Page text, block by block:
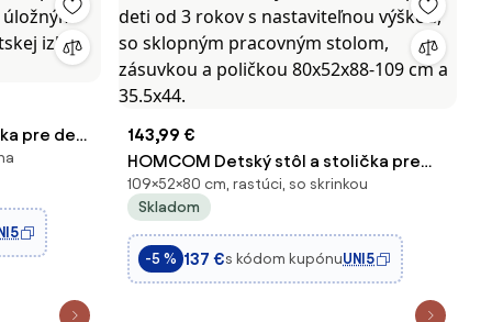
pre deti
izby |
143,99 €
HOMCOM Detský stôl a stolička pre
deti od 3 rokov s nastaviteľnou výškou,
so sklopným pracovným stolom,
zásuvkou a poličkou 80x52x88-109 cm
a 35.5x44.
109×52×80 cm, rastúci, so skrinkou
Skladom
-5 % 137 €s kódom kupónuUNI5